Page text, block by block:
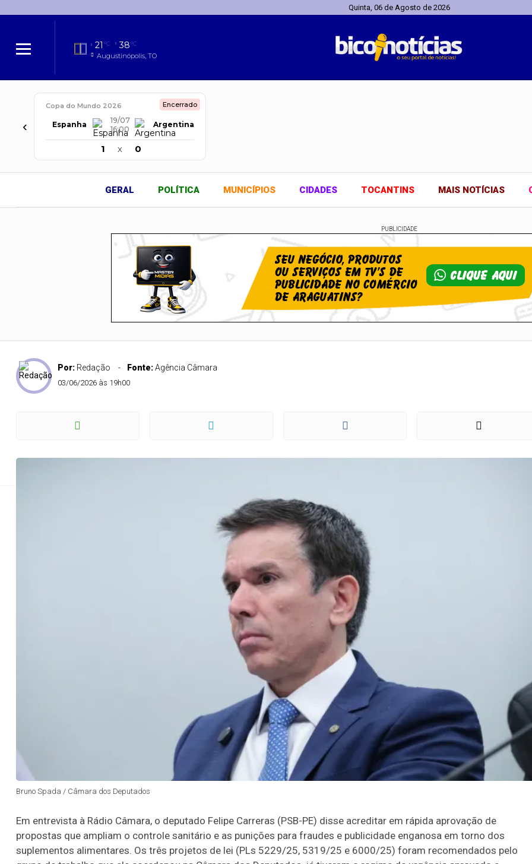
Quinta, 06 de Agosto de 2026
21 °C 38°C
Augustinópolis, TO
‹
Copa do Mundo 2026 Encerrado
Espanha
19/07
16:00
Argentina
1 x 0
GERAL POLÍTICA MUNICÍPIOS CIDADES TOCANTINS MAIS NOTÍCIAS
PUBLICIDADE
Deputado prevê rápida aprovação
para suplementos
Felipe Carreras foi o relator de um grupo de trabalho que discutiu o
Por: Redação Fonte:Agência Câmara
03/06/2026 às 19h00
Bruno Spada / Câmara dos Deputados
Em entrevista à Rádio Câmara, o deputado Felipe Carreras (PSB-PE) disse acreditar em rápida aprovação de
propostas que ampliam o controle sanitário e as punições para fraudes e publicidade enganosa em torno dos
suplementos alimentares. Os três projetos de lei (PLs 5229/25, 5319/25 e 6000/25) foram recomendados pelo